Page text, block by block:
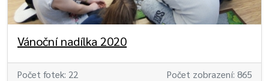
Vánoční nadílka 2020
Počet fotek: 22 Počet zobrazení: 865